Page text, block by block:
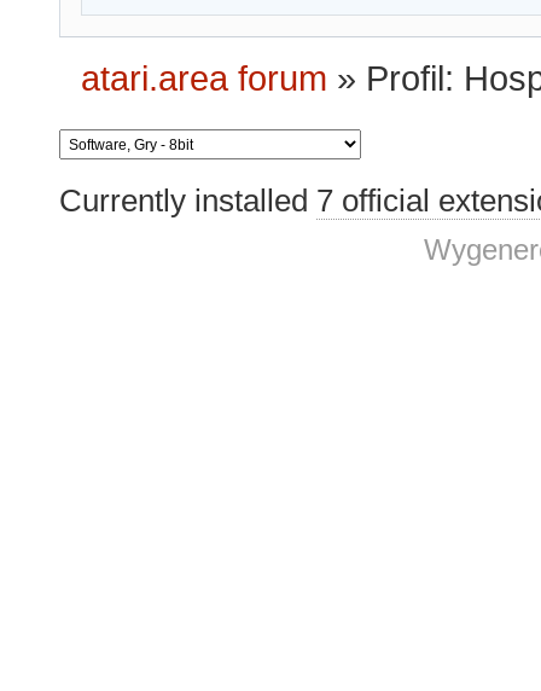
atari.area forum » Profil:
Currently installed 7 official